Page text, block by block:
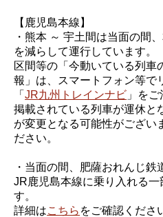
【鹿児島本線】
・熊本 ～ 宇土間は当面の間
を減らして運行しています。
区間等の「今動いている列車
報」は、スマートフォン等で
「JR九州トレインナビ 」をご
掲載されている列車が運休と
が変更となる可能性がござい
ださい。
・当面の間、肥薩おれんじ鉄
JR鹿児島本線に乗り入れる一
す。
詳細はこちら をご確認くださ